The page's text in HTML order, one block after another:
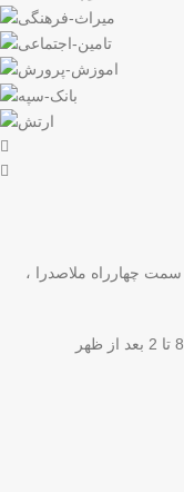
چهارراه ملاصدرا ،